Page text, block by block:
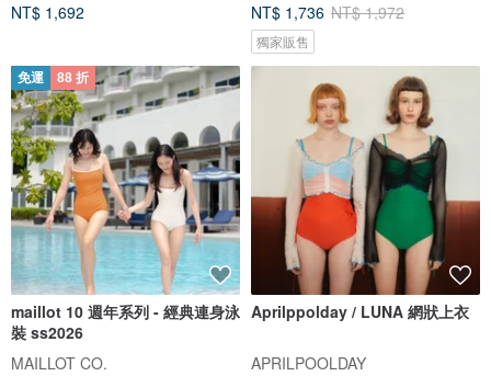
NT$ 1,692
NT$ 1,736 NT$ 1,972
獨家販售
免運 88 折
maillot 10 週年系列 - 經典連身泳
裝 ss2026
MAILLOT CO.
Aprilppolday / LUNA 網狀上衣
APRILPOOLDAY